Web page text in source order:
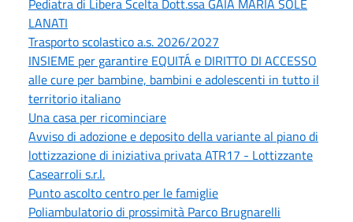
LANATI
Trasporto scolastico a.s. 2026/2027
INSIEME per garantire EQUITÁ e DIRITTO DI ACCESSO
alle cure per bambine, bambini e adolescenti in tutto il
territorio italiano
Una casa per ricominciare
Avviso di adozione e deposito della variante al piano di
lottizzazione di iniziativa privata ATR17 - Lottizzante
Casearroli s.r.l.
Punto ascolto centro per le famiglie
Poliambulatorio di prossimità Parco Brugnarelli